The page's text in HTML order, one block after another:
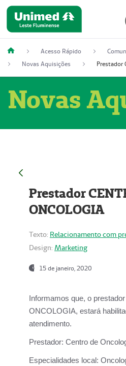
Acesso Rápido
Novas Aquisições
Novas
Prestador
ONCOLOGIA
Texto: Relacionamento com
Design: Marketing
15 de janeiro, 2020
Informamos que, o
ONCOLOGIA, estará
atendimento.
Prestador: Centro de
Especialidades local: